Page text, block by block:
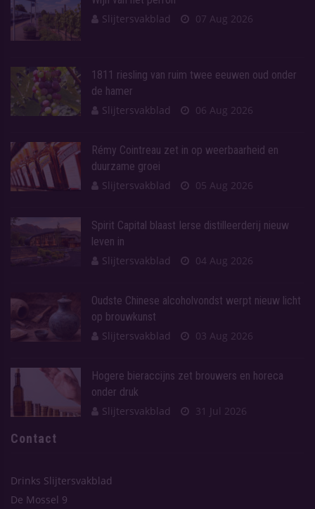
Slijtersvakblad
07 Aug 2026
1811 riesling van ruim twee eeuwen oud onder
de hamer
Slijtersvakblad
06 Aug 2026
Rémy Cointreau zet in op weerbaarheid en
duurzame groei
Slijtersvakblad
05 Aug 2026
Spirit Capital blaast Ierse distilleerderij nieuw
leven in
Slijtersvakblad
04 Aug 2026
Oudste Chinese alcoholvondst werpt nieuw licht
op brouwkunst
Slijtersvakblad
03 Aug 2026
Hogere bieraccijns zet brouwers en horeca
onder druk
Slijtersvakblad
31 Jul 2026
Contact
Drinks Slijtersvakblad
De Mossel 9